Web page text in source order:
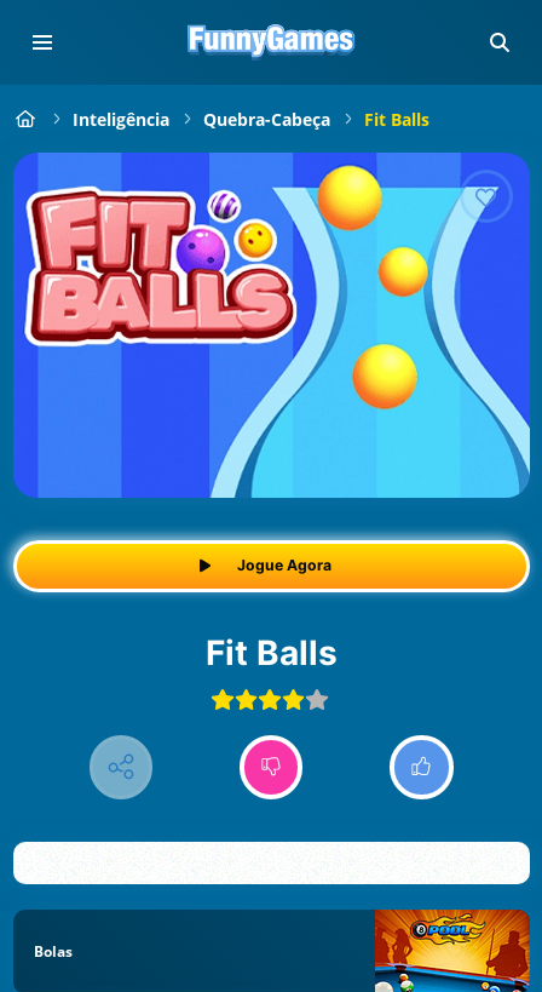
Inteligência Quebra-Cabeça Fit Balls
Jogue Agora
Fit Balls
Bolas